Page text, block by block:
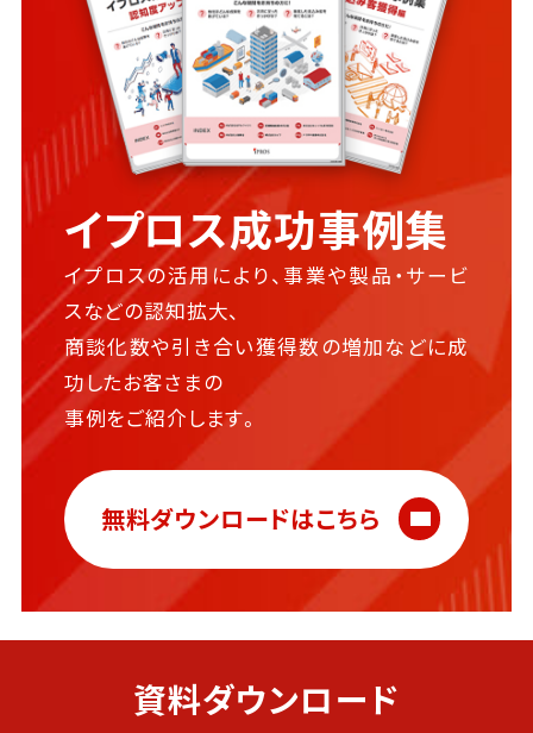
イプロス成功事例集
イプロスの活用により、事業や製品・サービ
スなどの認知拡大、
商談化数や引き合い獲得数の増加などに成
功したお客さまの
事例をご紹介します。
無料ダウンロードはこちら
資料ダウンロード